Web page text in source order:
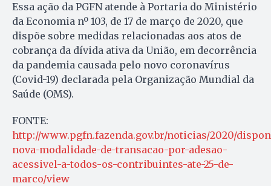
Essa ação da PGFN atende à Portaria do Ministério
da Economia nº 103, de 17 de março de 2020, que
dispõe sobre medidas relacionadas aos atos de
cobrança da dívida ativa da União, em decorrência
da pandemia causada pelo novo coronavírus
(Covid-19) declarada pela Organização Mundial da
Saúde (OMS).
FONTE:
http://www.pgfn.fazenda.gov.br/noticias/2020/
nova-modalidade-de-transacao-por-adesao-
acessivel-a-todos-os-contribuintes-ate-25-de-
marco/view